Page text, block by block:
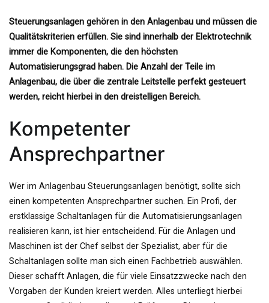
Steuerungsanlagen gehören in den Anlagenbau und müssen die
Qualitätskriterien erfüllen. Sie sind innerhalb der Elektrotechnik
immer die Komponenten, die den höchsten
Automatisierungsgrad haben. Die Anzahl der Teile im
Anlagenbau, die über die zentrale Leitstelle perfekt gesteuert
werden, reicht hierbei in den dreistelligen Bereich.
Kompetenter
Ansprechpartner
Wer im Anlagenbau Steuerungsanlagen benötigt, sollte sich
einen kompetenten Ansprechpartner suchen. Ein Profi, der
erstklassige Schaltanlagen für die Automatisierungsanlagen
realisieren kann, ist hier entscheidend. Für die Anlagen und
Maschinen ist der Chef selbst der Spezialist, aber für die
Schaltanlagen sollte man sich einen Fachbetrieb auswählen.
Dieser schafft Anlagen, die für viele Einsatzzwecke nach den
Vorgaben der Kunden kreiert werden. Alles unterliegt hierbei